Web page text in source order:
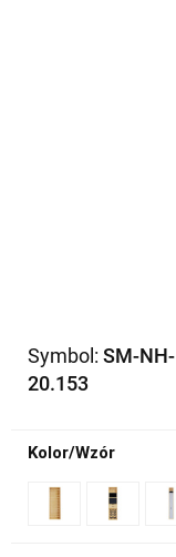
Symbol: SM-NH-
20.153
Kolor/Wzór